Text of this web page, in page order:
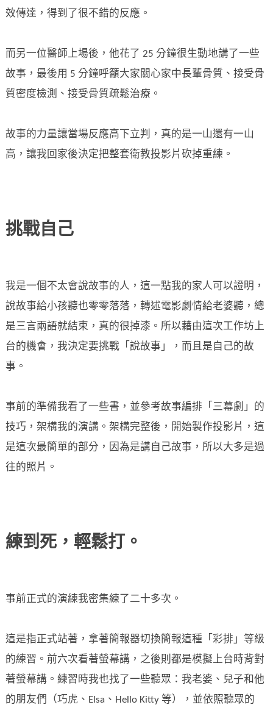
效傳達，得到了很不錯的反應。
而另一位醫師上場後，他花了 25 分鐘很生動地講了一些
故事，最後用 5 分鐘呼籲大家關心家中長輩骨質、接受骨
質密度檢測、接受骨質疏鬆治療。
故事的力量讓當場反應高下立判，真的是一山還有一山
高，讓我回家後決定把整套衛教投影片砍掉重練。
挑戰自己
我是一個不太會說故事的人，這一點我的家人可以證明，
說故事給小孩聽也零零落落，轉述電影劇情給老婆聽，總
是三言兩語就結束，真的很掉漆。所以藉由這次工作坊上
台的機會，我決定要挑戰「說故事」，而且是自己的故
事。
事前的準備我看了一些書，並參考故事編排「三幕劇」的
技巧，架構我的演講。架構完整後，開始製作投影片，這
是這次最簡單的部分，因為是講自己故事，所以大多是過
往的照片。
練到死，輕鬆打。
事前正式的演練我密集練了二十多次。
這是指正式站著，拿著簡報器切換簡報這種「彩排」等級
的練習。前六次看著螢幕講，之後則都是模擬上台時背對
著螢幕講。練習時我也找了一些聽眾：我老婆、兒子和他
的朋友們（巧虎、Elsa、Hello Kitty 等），並依照聽眾的